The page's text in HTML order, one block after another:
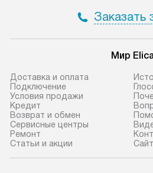
не предусмотрена.
доставки доставит
прибор до двери или прихожей.
Если необходимо переместить
прибор до места установки,
пожалуйста, предварительно
уточните это с менеджером.
За данную услугу взимается
дополнительная плата. Важно
Заказать
Мир
Доставка и оплата
Подключение
Условия продажи
Кредит
Возврат и обмен
Сервисные центры
Ремонт
Статьи и акции